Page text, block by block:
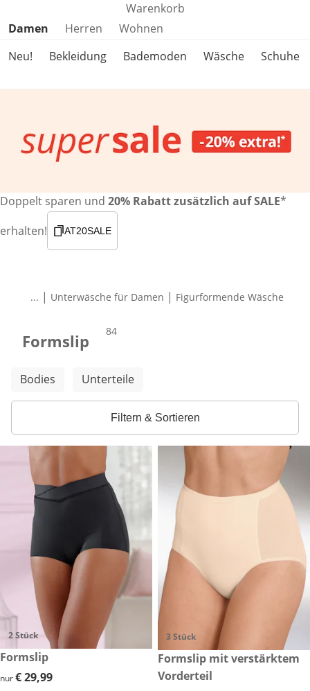
Warenkorb
Produktkategorien überspringen
Damen Herren
Wohnen
Neu!
Bekleidung Bademoden Wäsche Schuhe
Doppelt sparen und 20% Rabatt zusätzlich auf SALE*
erhalten!
AT20SALE
... | Unterwäsche für Damen | Figurformende Wäsche
Formslip Produkte
84
Weitere Kategorien überspringen
Bodies Unterteile
Filtern & Sortieren
2 Stück
€ 29,99
Formslip
€ 29,99
nur€ 29,99
3 Stück
€ 29,99
Formslip mit verstärktem
Vorderteil